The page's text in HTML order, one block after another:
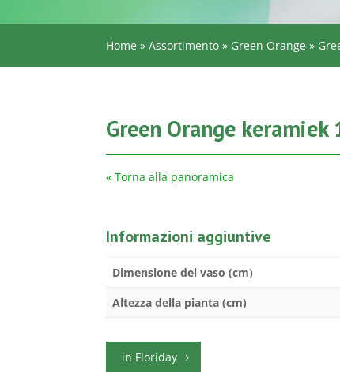
Home »Assortimento » Green Orange »
Green Orange keramiek
« Torna alla panoramica
Informazioni aggiuntive
Dimensione del vaso (cm)
Altezza della pianta (cm)
in Floriday